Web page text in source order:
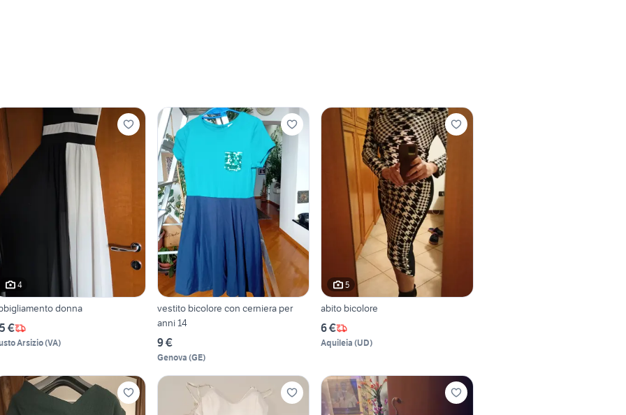
4
donna
€
Arsizio(VA)
vestito bicolore con cerniera per
anni 14
9 €
Genova (GE)
5
abito bicolore
6 €
Aquileia (UD)